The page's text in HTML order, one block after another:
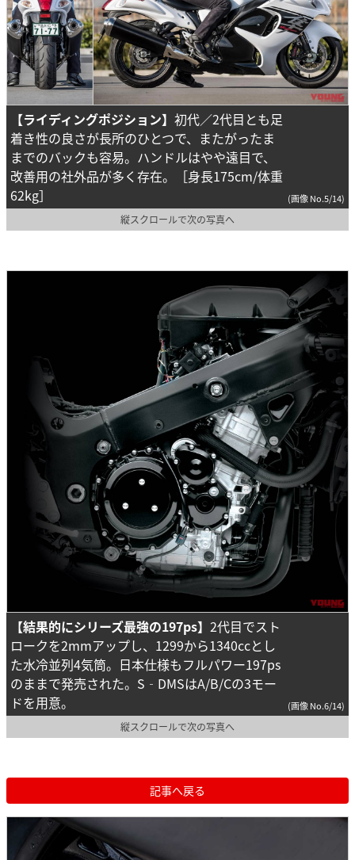
【ライディングポジション】 初代／2代目とも足
着き性の良さが長所のひとつで、またがったま
までのバックも容易。ハンドルはやや遠目で、
改善用の社外品が多く存在。［身長175cm/体重
62kg］
(画像 No.5/14)
縦スクロールで次の写真へ
【結果的にシリーズ最強の197ps】 2代目でスト
ロークを2mmアップし、1299から1340ccとし
た水冷並列4気筒。日本仕様もフルパワー197ps
のままで発売された。S‐DMSはA/B/Cの3モー
ドを用意。
(画像 No.6/14)
縦スクロールで次の写真へ
記事へ戻る